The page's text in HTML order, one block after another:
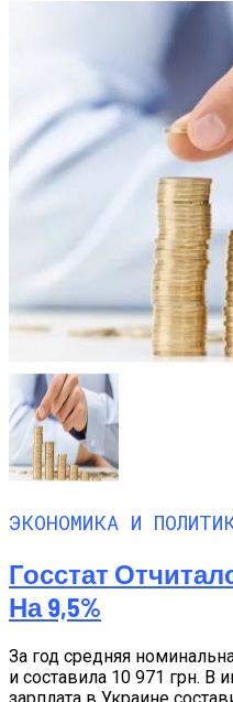
ЭКОНОМИКА И
Госстат
На 9,5%
За год средняя
и составила 10 971 грн. В